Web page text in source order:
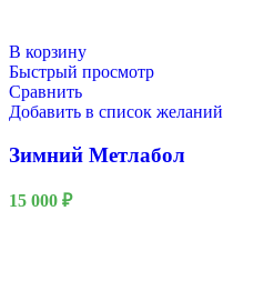
В корзину
Быстрый просмотр
Сравнить
Добавить в список желаний
Зимний Метлабол
15 000 ₽